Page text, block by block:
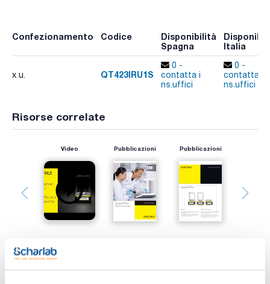
Confezionamento Codice
Disponibilità
Spagna
Italia
x u. QT423IRU1S
0 -
contatta i
ns.uffici
0 -
contatta i
ns.uffici
Risorse correlate
Video Pubblicazioni Pubblicazioni